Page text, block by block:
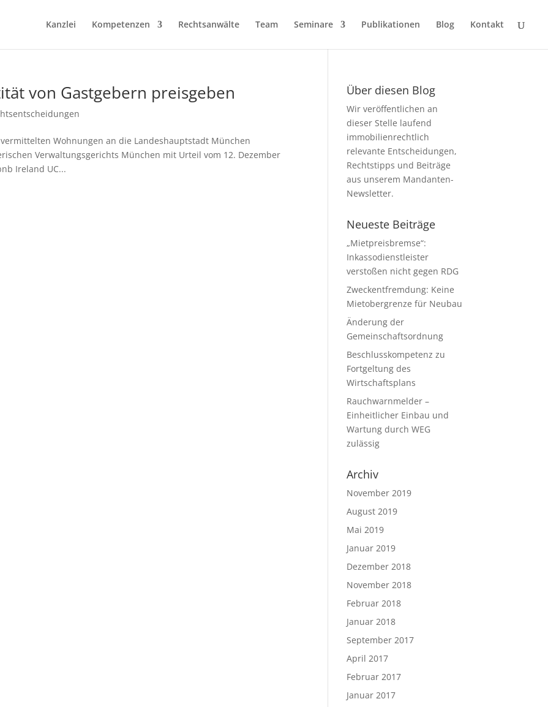
Kanzlei Kompetenzen Rechtsanwälte Team Seminare Publikationen Blog Kontakt
von Gastgebern preisgeben
Wohnungen an die Landeshauptstadt München
Verwaltungsgerichts München mit Urteil vom 12. Dezember
Ireland UC...
Über diesen Blog
Wir veröffentlichen an
dieser Stelle laufend
immobilienrechtlich
relevante Entscheidungen,
Rechtstipps und Beiträge
aus unserem Mandanten-
Newsletter.
Neueste Beiträge
„Mietpreisbremse“:
Inkassodienstleister
verstoßen nicht gegen RDG
Zweckentfremdung: Keine
Mietobergrenze für Neubau
Änderung der
Gemeinschaftsordnung
Beschlusskompetenz zu
Fortgeltung des
Wirtschaftsplans
Rauchwarnmelder –
Einheitlicher Einbau und
Wartung durch WEG
zulässig
Archiv
November 2019
August 2019
Mai 2019
Januar 2019
Dezember 2018
November 2018
Februar 2018
Januar 2018
September 2017
April 2017
Februar 2017
Januar 2017